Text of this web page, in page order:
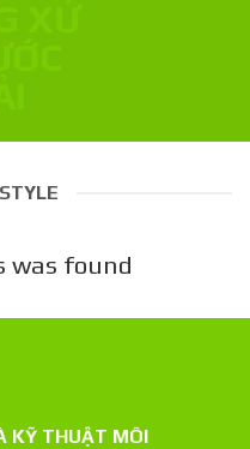
was found
KỸ THUẬT MÔI